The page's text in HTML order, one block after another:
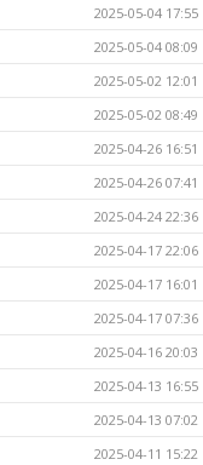
2025-05-04 17:55
2025-05-04 08:09
2025-05-02 12:01
2025-05-02 08:49
2025-04-26 16:51
2025-04-26 07:41
2025-04-24 22:36
2025-04-17 22:06
2025-04-17 16:01
2025-04-17 07:36
2025-04-16 20:03
2025-04-13 16:55
2025-04-13 07:02
2025-04-11 15:22